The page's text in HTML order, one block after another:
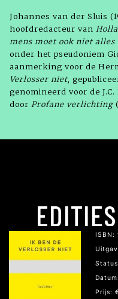
Johannes van der Sluis
hoofdredacteur van
mens moet ook niet
onder het pseudoniem
aanmerking voor de
Verlosser niet,
genomineerd voor de
door Profane verlichting
ISBN:
Prijs: